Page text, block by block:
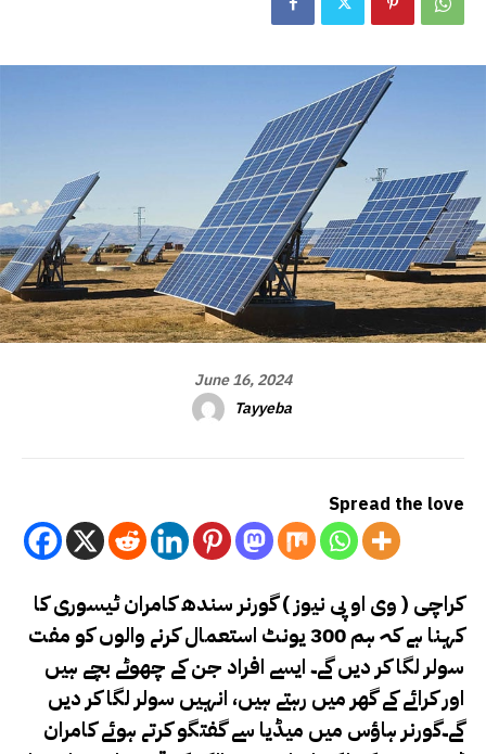
June 16, 2024
Tayyeba
Spread the love
کہنا ہے کہ ہم 300 یونٹ استعمال کرنے والوں کو مفت
سولر لگا کر دیں گے۔ ایسے افراد جن کے چھوٹے بچے ہیں
اور کرائے کے گھر میں رہتے ہیں، انہیں سولر لگا کر دیں
گے۔گورنر ہاؤس میں میڈیا سے گفتگو کرتے ہوئے کامران